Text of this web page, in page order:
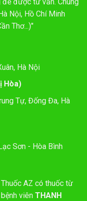
Nội, Hồ Chí Minh
Thơ...)"
Hà Nội
Hòa)
Tự, Đống Đa, Hà
Sơn - Hòa Bình
Thuốc AZ có thuốc từ
viên THANH